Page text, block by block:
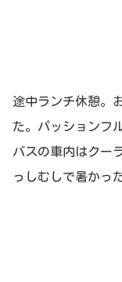
途中ランチ休憩。
た。パッションフ
バスの車内はクー
っしむしで暑かっ